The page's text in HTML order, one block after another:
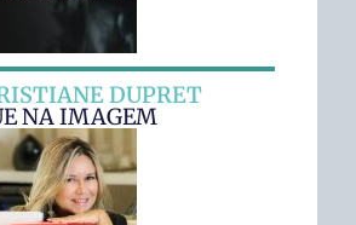
DUPRET
NA IMAGEM